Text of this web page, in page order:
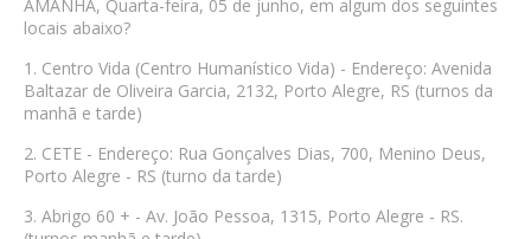
AMANHÃ, Quarta-feira, 05 de junho, em algum dos seguintes
locais abaixo?
1. Centro Vida (Centro Humanístico Vida) - Endereço: Avenida
Baltazar de Oliveira Garcia, 2132, Porto Alegre, RS (turnos da
manhã e tarde)
2. CETE - Endereço: Rua Gonçalves Dias, 700, Menino Deus,
Porto Alegre - RS (turno da tarde)
3. Abrigo 60 + - Av. João Pessoa, 1315, Porto Alegre - RS.